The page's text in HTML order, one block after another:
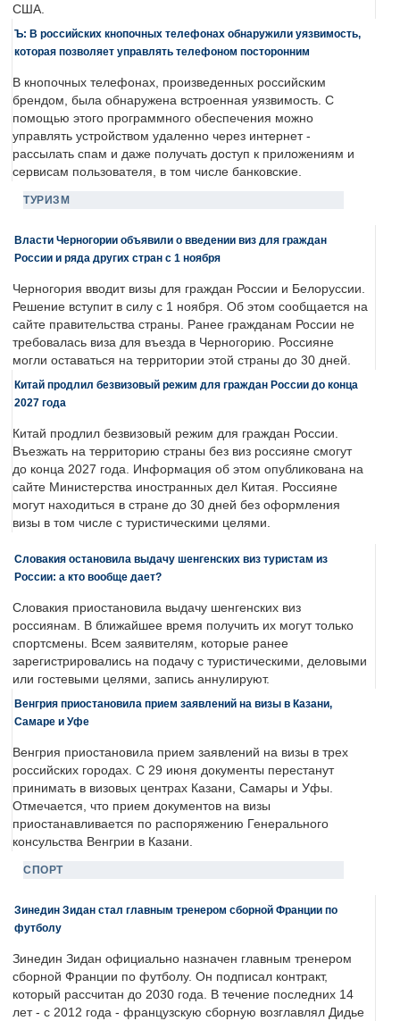
США.
Ъ: В российских кнопочных телефонах обнаружили уязвимость,
которая позволяет управлять телефоном посторонним
В кнопочных телефонах, произведенных российским
брендом, была обнаружена встроенная уязвимость. С
помощью этого программного обеспечения можно
управлять устройством удаленно через интернет -
рассылать спам и даже получать доступ к приложениям и
сервисам пользователя, в том числе банковские.
ТУРИЗМ
Власти Черногории объявили о введении виз для граждан
России и ряда других стран с 1 ноября
Черногория вводит визы для граждан России и Белоруссии.
Решение вступит в силу с 1 ноября. Об этом сообщается на
сайте правительства страны. Ранее гражданам России не
требовалась виза для въезда в Черногорию. Россияне
могли оставаться на территории этой страны до 30 дней.
Китай продлил безвизовый режим для граждан России до конца
2027 года
Китай продлил безвизовый режим для граждан России.
Въезжать на территорию страны без виз россияне смогут
до конца 2027 года. Информация об этом опубликована на
сайте Министерства иностранных дел Китая. Россияне
могут находиться в стране до 30 дней без оформления
визы в том числе с туристическими целями.
Словакия остановила выдачу шенгенских виз туристам из
России: а кто вообще дает?
Словакия приостановила выдачу шенгенских виз
россиянам. В ближайшее время получить их могут только
спортсмены. Всем заявителям, которые ранее
зарегистрировались на подачу с туристическими, деловыми
или гостевыми целями, запись аннулируют.
Венгрия приостановила прием заявлений на визы в Казани,
Самаре и Уфе
Венгрия приостановила прием заявлений на визы в трех
российских городах. С 29 июня документы перестанут
принимать в визовых центрах Казани, Самары и Уфы.
Отмечается, что прием документов на визы
приостанавливается по распоряжению Генерального
консульства Венгрии в Казани.
СПОРТ
Зинедин Зидан стал главным тренером сборной Франции по
футболу
Зинедин Зидан официально назначен главным тренером
сборной Франции по футболу. Он подписал контракт,
который рассчитан до 2030 года. В течение последних 14
лет - с 2012 года - французскую сборную возглавлял Дидье